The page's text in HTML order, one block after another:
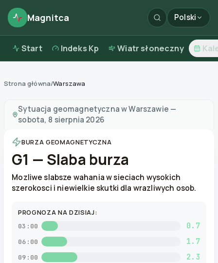
Magnitca Polski
Start Indeks Kp Wiatr słoneczny
Strona główna/Warszawa
Sytuacja geomagnetyczna wWarszawie —
sobota, 8 sierpnia 2026
BURZA GEOMAGNETYCZNA
G1 — Slaba burza
Mozliwe slabsze wahania w sieciach wysokich
szerokosci i niewielkie skutki dla wrazliwych osob.
PROGNOZA NA DZISIAJ:
03:00 0.7
06:00 1.7
09:00 2.3